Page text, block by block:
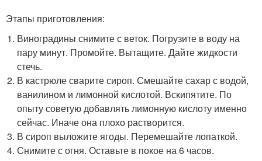
Этапы приготовления:
Виноградины снимите с веток. Погрузите в воду на
пару минут. Промойте. Вытащите. Дайте жидкости
стечь.
В кастрюле сварите сироп. Смешайте сахар с водой,
ванилином и лимонной кислотой. Вскипятите. По
опыту советую добавлять лимонную кислоту именно
сейчас. Иначе она плохо растворится.
В сироп выложите ягоды. Перемешайте лопаткой.
Снимите с огня. Оставьте в покое на 6 часов.